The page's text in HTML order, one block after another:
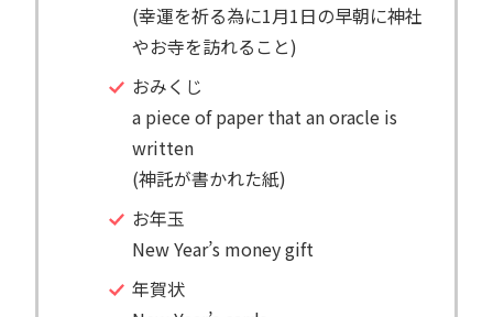
(幸運を祈る為に1月1日の早朝に神社
やお寺を訪れること)
おみくじ
a piece of paper that an oracle is
written
(神託が書かれた紙)
お年玉
New Year’s money gift
年賀状